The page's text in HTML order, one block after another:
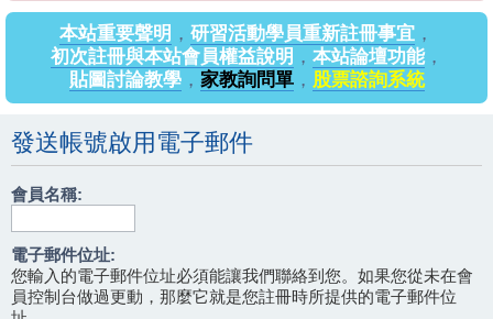
本站重要聲明 ， 研習活動學員重新註冊事宜 ，
初次註冊與本站會員權益說明 ， 本站論壇功能，
貼圖討論教學， 家教詢問單， 股票諮詢系統
發送帳號啟用電子郵件
會員名稱:
電子郵件位址:
您輸入的電子郵件位址必須能讓我們聯絡到您。如果您從未在會
員控制台做過更動，那麼它就是您註冊時所提供的電子郵件位